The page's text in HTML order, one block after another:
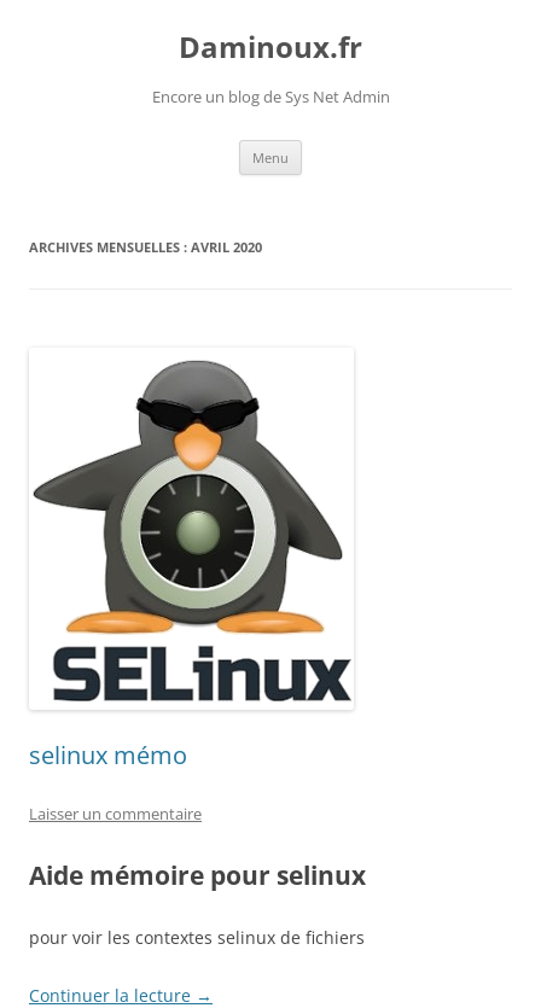
Daminoux.fr
Encore un blog de Sys Net Admin
Menu
ARCHIVES MENSUELLES : AVRIL 2020
selinux mémo
Laisser un commentaire
Aide mémoire pour selinux
pour voir les contextes selinux de fichiers
Continuer la lecture →